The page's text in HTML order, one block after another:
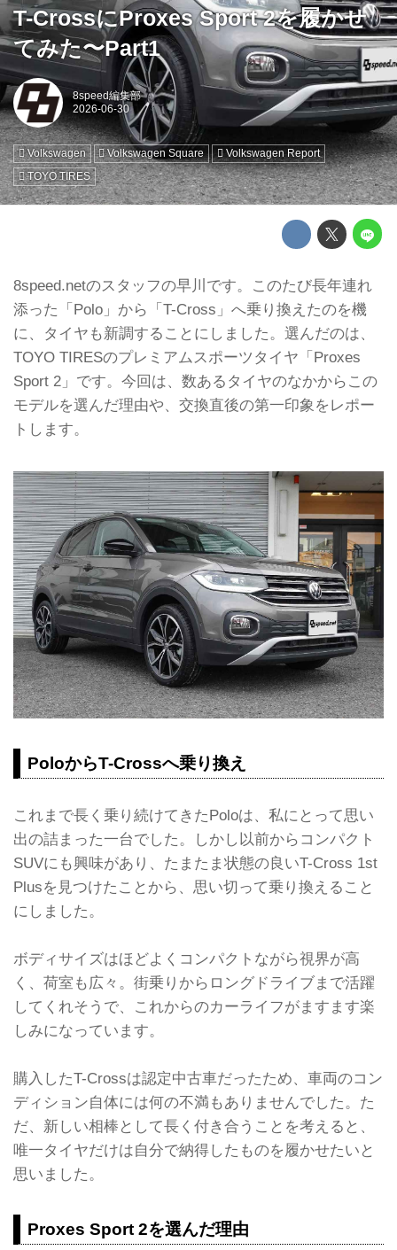
T-CrossにProxes Sport 2を履かせ
てみた〜Part1
8speed編集部
Volkswagen Volkswagen Square
Volkswagen Report
TOYO TIRES
8speed.netのスタッフの早川です。このたび長年連れ
添った「Polo」から「T-Cross」へ乗り換えたのを機
に、タイヤも新調することにしました。選んだのは、
TOYO TIRESのプレミアムスポーツタイヤ「Proxes
Sport 2」です。今回は、数あるタイヤのなかからこの
モデルを選んだ理由や、交換直後の第一印象をレポー
トします。
PoloからT-Crossへ乗り換え
これまで長く乗り続けてきたPoloは、私にとって思い
出の詰まった一台でした。しかし以前からコンパクト
SUVにも興味があり、たまたま状態の良いT-Cross 1st
Plusを見つけたことから、思い切って乗り換えること
にしました。
ボディサイズはほどよくコンパクトながら視界が高
く、荷室も広々。街乗りからロングドライブまで活躍
してくれそうで、これからのカーライフがますます楽
しみになっています。
購入したT-Crossは認定中古車だったため、車両のコン
ディション自体には何の不満もありませんでした。た
だ、新しい相棒として長く付き合うことを考えると、
唯一タイヤだけは自分で納得したものを履かせたいと
思いました。
Proxes Sport 2を選んだ理由